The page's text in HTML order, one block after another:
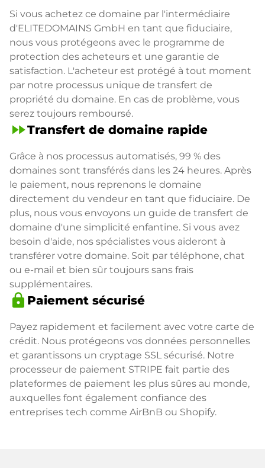
Si vous achetez ce domaine par l'intermédiaire
d'ELITEDOMAINS GmbH en tant que fiduciaire,
nous vous protégeons avec le programme de
protection des acheteurs et une garantie de
satisfaction. L'acheteur est protégé à tout moment
par notre processus unique de transfert de
propriété du domaine. En cas de problème, vous
serez toujours remboursé.
fast_forwardTransfert de domaine rapide
Grâce à nos processus automatisés, 99 % des
domaines sont transférés dans les 24 heures. Après
le paiement, nous reprenons le domaine
directement du vendeur en tant que fiduciaire. De
plus, nous vous envoyons un guide de transfert de
domaine d'une simplicité enfantine. Si vous avez
besoin d'aide, nos spécialistes vous aideront à
transférer votre domaine. Soit par téléphone, chat
ou e-mail et bien sûr toujours sans frais
supplémentaires.
lock Paiement sécurisé
Payez rapidement et facilement avec votre carte de
crédit. Nous protégeons vos données personnelles
et garantissons un cryptage SSL sécurisé. Notre
processeur de paiement STRIPE fait partie des
plateformes de paiement les plus sûres au monde,
auxquelles font également confiance des
entreprises tech comme AirBnB ou Shopify.